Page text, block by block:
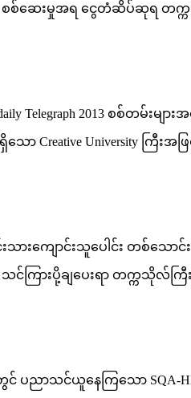
) စစ်ဆေးမှုအရ ငွေတံဆိပ်ဆု
2013 စစ်တမ်းမျာ
University ကြီးအဖ
ျောင်းသားကျောင်းသူပေါင်း
ြားပို့ချပေးရာ တက္ကသိုလ်ကြီ
ပညာသင်ယူနေကြသော SQA-